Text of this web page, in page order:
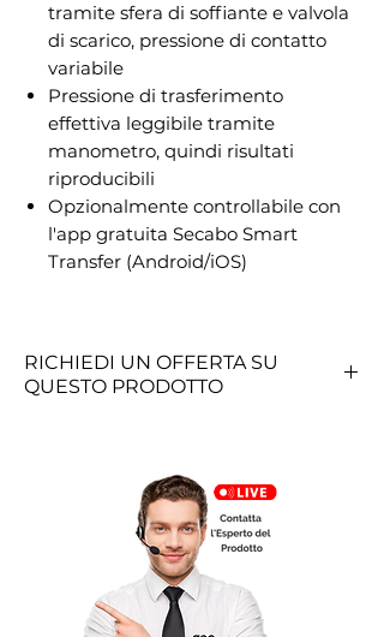
tramite sfera di soffiante e valvola
di scarico, pressione di contatto
variabile
Pressione di trasferimento
effettiva leggibile tramite
manometro, quindi risultati
riproducibili
Opzionalmente controllabile con
l'app gratuita Secabo Smart
Transfer (Android/iOS)
RICHIEDI UN OFFERTA SU
QUESTO PRODOTTO